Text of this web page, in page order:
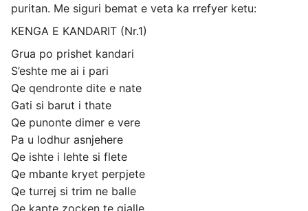
puritan. Me siguri bemat e veta ka rrefyer ketu:
KENGA E KANDARIT (Nr.1)
Grua po prishet kandari
S’eshte me ai i pari
Qe qendronte dite e nate
Gati si barut i thate
Qe punonte dimer e vere
Pa u lodhur asnjehere
Qe ishte i lehte si flete
Qe mbante kryet perpjete
Qe turrej si trim ne balle
Qe kapte zocken te gjalle